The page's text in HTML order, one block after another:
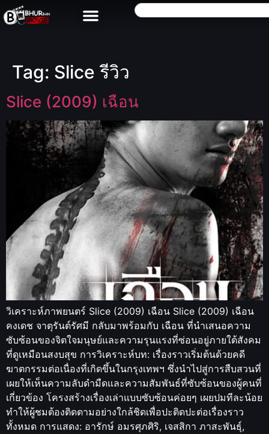
Tag: Slice รีวิว
Slice (2009) เฉือน
วิเคราะห์ภาพยนตร์ Slice (2009) เฉือน Slice (2009) เฉือน
คงเดช จาตุรันต์รัศมี กลับมาพร้อมกับ เฉือน ที่นำเสนอความ
ซับซ้อนของจิตใจมนุษย์และความรุนแรงที่ซ่อนอยู่ภายใต้สังคม
ที่ดูเหมือนสงบสุข การวิเคราะห์บท: เรื่องราวเริ่มต้นด้วยคดี
ฆาตกรรมต่อเนื่องที่เกิดขึ้นในกรุงเทพฯ ซึ่งนำไปสู่การสืบสวนที่
เผยให้เห็นความลับดำมืดและความสัมพันธ์ที่ซับซ้อนของผู้คนที่
เกี่ยวข้อง โครงสร้างเรื่องเล่าแบบซับซ้อนค่อยๆ เผยปมทีละน้อย
ทำให้ผู้ชมต้องติดตามอย่างใกล้ชิดเพื่อปะติดปะต่อเรื่องราว
ทั้งหมด การแสดง: อารักษ์ อมรศุภศิริ, เจสสิกา ภาสะพันธุ์,